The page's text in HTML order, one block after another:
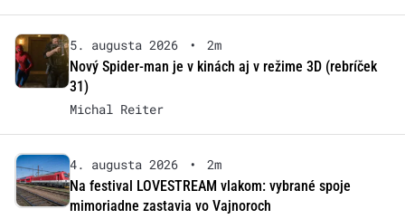
5. augusta 2026 •
2m
Nový Spider-man je v kinách aj v režime 3D (rebríček
31)
Michal Reiter
4. augusta 2026 •
2m
Na festival LOVESTREAM vlakom: vybrané spoje
mimoriadne zastavia vo Vajnoroch